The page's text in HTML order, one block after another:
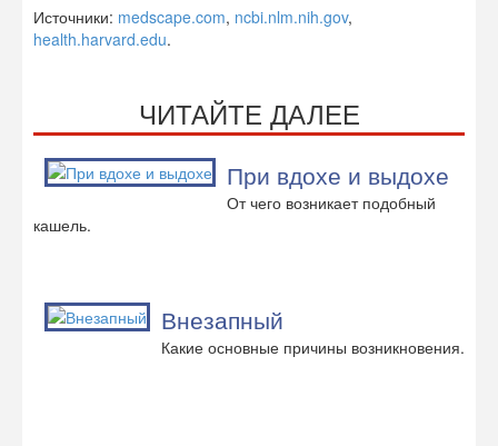
Источники: medscape.com, ncbi.nlm.nih.gov,
health.harvard.edu.
ЧИТАЙТЕ ДАЛЕЕ
При вдохе и выдохе
От чего возникает подобный
кашель.
Внезапный
Какие основные причины возникновения.